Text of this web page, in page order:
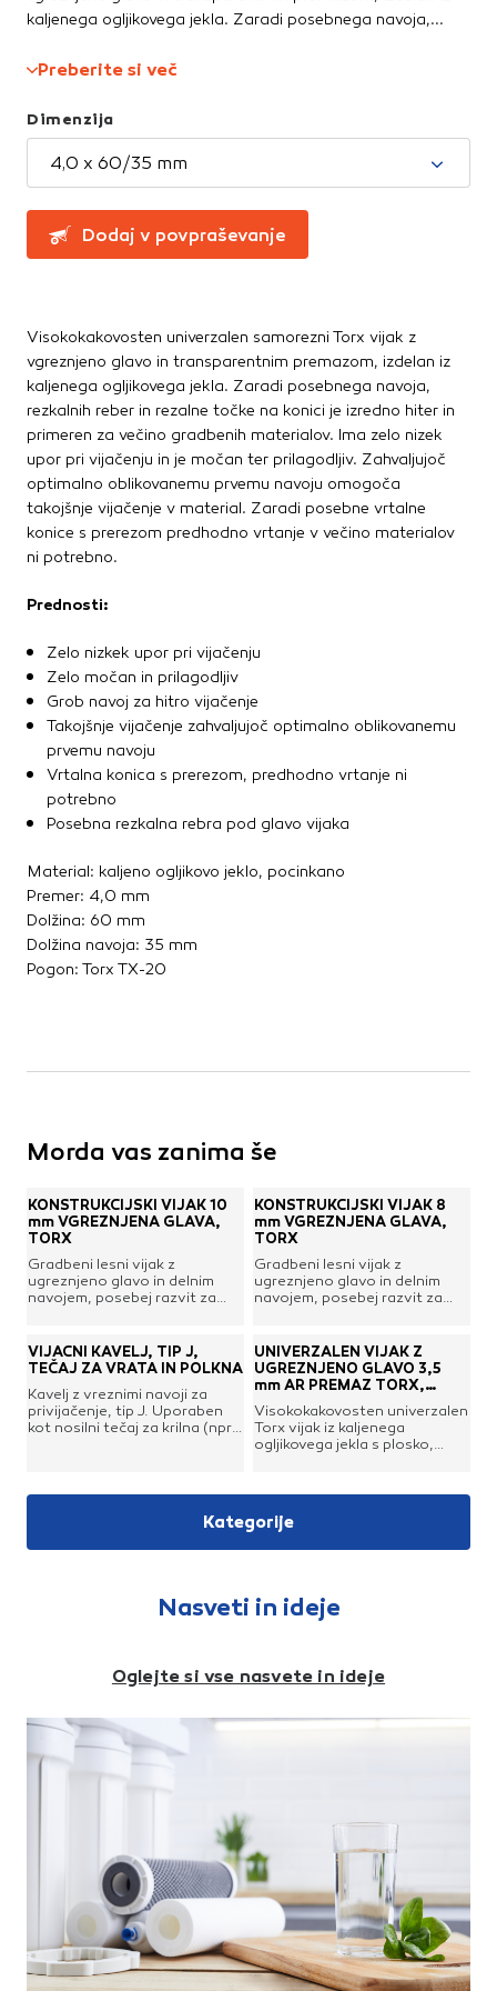
Ročne žage, sekire, noži
Zidarsko orodje
in pritrdilna tehnika
Konzole in nosilci
Kotno in profilno železo
Pritrdilna tehnika
Vijaki
Žičniki
kaljenega ogljikovega jekla. Zaradi posebnega navoja,...
Preberite si več
Dimenzija
4,0 x 60/35 mm
Dodaj v povpraševanje
Visokokakovosten univerzalen samorezni Torx vijak z
vgreznjeno glavo in transparentnim premazom, izdelan iz
kaljenega ogljikovega jekla. Zaradi posebnega navoja,
rezkalnih reber in rezalne točke na konici je izredno hiter in
primeren za večino gradbenih materialov. Ima zelo nizek
upor pri vijačenju in je močan ter prilagodljiv. Zahvaljujoč
optimalno oblikovanemu prvemu navoju omogoča
takojšnje vijačenje v material. Zaradi posebne vrtalne
konice s prerezom predhodno vrtanje v večino materialov
ni potrebno.
Prednosti:
Zelo nizkek upor pri vijačenju
Zelo močan in prilagodljiv
Grob navoj za hitro vijačenje
Takojšnje vijačenje zahvaljujoč optimalno oblikovanemu
prvemu navoju
Vrtalna konica s prerezom, predhodno vrtanje ni
potrebno
Posebna rezkalna rebra pod glavo vijaka
Material: kaljeno ogljikovo jeklo, pocinkano
Premer: 4,0 mm
Dolžina: 60 mm
Dolžina navoja: 35 mm
Pogon: Torx TX-20
Morda vas zanima še
KONSTRUKCIJSKI VIJAK 10
mm VGREZNJENA GLAVA,
TORX
Gradbeni lesni vijak z
ugreznjeno glavo in delnim
navojem, posebej razvit za
predhodnega vrtanja. Navor
privijanja je znatno zmanjšan
Rezkalna rebra pod glavo
zagotavljajo, da je glava vijaka
poravnana.Pogon:
KONSTRUKCIJSKI VIJAK 8
mm VGREZNJENA GLAVA,
TORX
Gradbeni lesni vijak z
ugreznjeno glavo in delnim
navojem, posebej razvit za
predhodnega vrtanja. Navor
privijanja je znatno zmanjšan
zaradi rezkalnih reber na gredi.
Rezkalna rebra pod glavo
zagotavljajo, da je glava vijaka
poravnana.Pogon:
torxMaterial: jeklo, galvansko
VIJAČNI KAVELJ, TIP J,
TEČAJ ZA VRATA IN POLKNA
Kavelj z vreznimi navoji za
privijačenje, tip J. Uporaben
kot nosilni tečaj za krilna (npr.
debeloslojno
pasiviran.Dimenzija a: Ø 13
mmDimenzija c: 57
UNIVERZALEN VIJAK Z
UGREZNJENO GLAVO 3,5
mm AR PREMAZ TORX,
DYNAPLUS
Visokokakovosten univerzalen
Torx vijak iz kaljenega
ogljikovega jekla s plosko,
protikorozijsko zaščito, ki
izpolnjuje standard C4 in
zagotavlja trajno zaščito proti
vijačenju. V večini primerov
predhodno vrtanje ni
Kategorije
Nasveti in ideje
Oglejte si vse nasvete in ideje
Te piškotke nastavijo naši oglaševalski partnerji.
Partnerska oglaševalska podjetja jih lahko uporabljajo za
prikazovanje ustreznih oglasov na drugih spletnih mestih.
brskalnika in naprave. Če zavrnete uporabo teh piškotkov,
ne boste deležni našega ciljnega spletnega oglaševanja.
Potrdi moje izbire